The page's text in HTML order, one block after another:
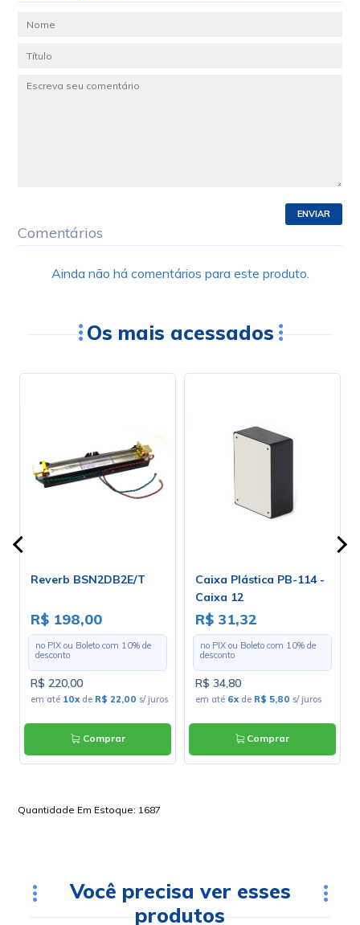
ENVIAR
Comentários
Ainda não há comentários para este produto.
Os mais acessados
Reverb BSN2DB2E/T
R$ 198,00
no PIX ou Boleto com 10% de
desconto
R$ 220,00
em até 10xde R$ 22,00 s/ juros
Comprar
Caixa Plástica PB-114 -
Caixa 12
R$ 31,32
no PIX ou Boleto com 10% de
desconto
R$ 34,80
em até 6xde R$ 5,80 s/ juros
Comprar
Quantidade Em Estoque: 1687
Você precisa ver esses
produtos